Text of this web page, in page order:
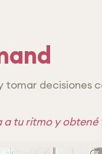
tomar decisiones
tu ritmo y